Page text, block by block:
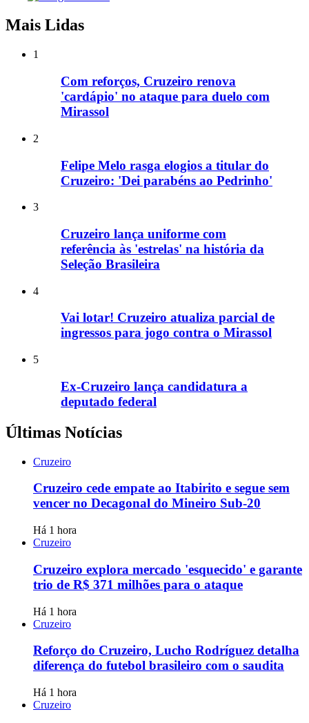
Mais Lidas
1
Com reforços, Cruzeiro renova
'cardápio' no ataque para duelo com
Mirassol
2
Felipe Melo rasga elogios a titular do
Cruzeiro: 'Dei parabéns ao Pedrinho'
3
Cruzeiro lança uniforme com
referência às 'estrelas' na história da
Seleção Brasileira
4
Vai lotar! Cruzeiro atualiza parcial de
ingressos para jogo contra o Mirassol
5
Ex-Cruzeiro lança candidatura a
deputado federal
Últimas Notícias
Cruzeiro
Cruzeiro cede empate ao Itabirito e segue sem
vencer no Decagonal do Mineiro Sub-20
Há 1 hora
Cruzeiro
Cruzeiro explora mercado 'esquecido' e garante
trio de R$ 371 milhões para o ataque
Há 1 hora
Cruzeiro
Reforço do Cruzeiro, Lucho Rodríguez detalha
diferença do futebol brasileiro com o saudita
Há 1 hora
Cruzeiro